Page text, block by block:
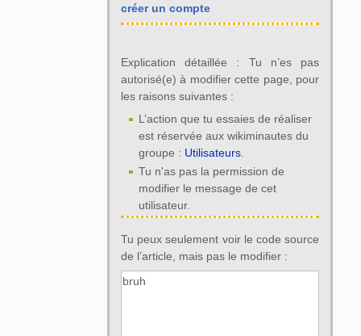
créer un compte
Explication détaillée : Tu n’es pas
autorisé(e) à modifier cette page, pour
les raisons suivantes :
L’action que tu essaies de réaliser
est réservée aux wikiminautes du
groupe : Utilisateurs.
Tu n'as pas la permission de
modifier le message de cet
utilisateur.
Tu peux seulement voir le code source
de l’article, mais pas le modifier :